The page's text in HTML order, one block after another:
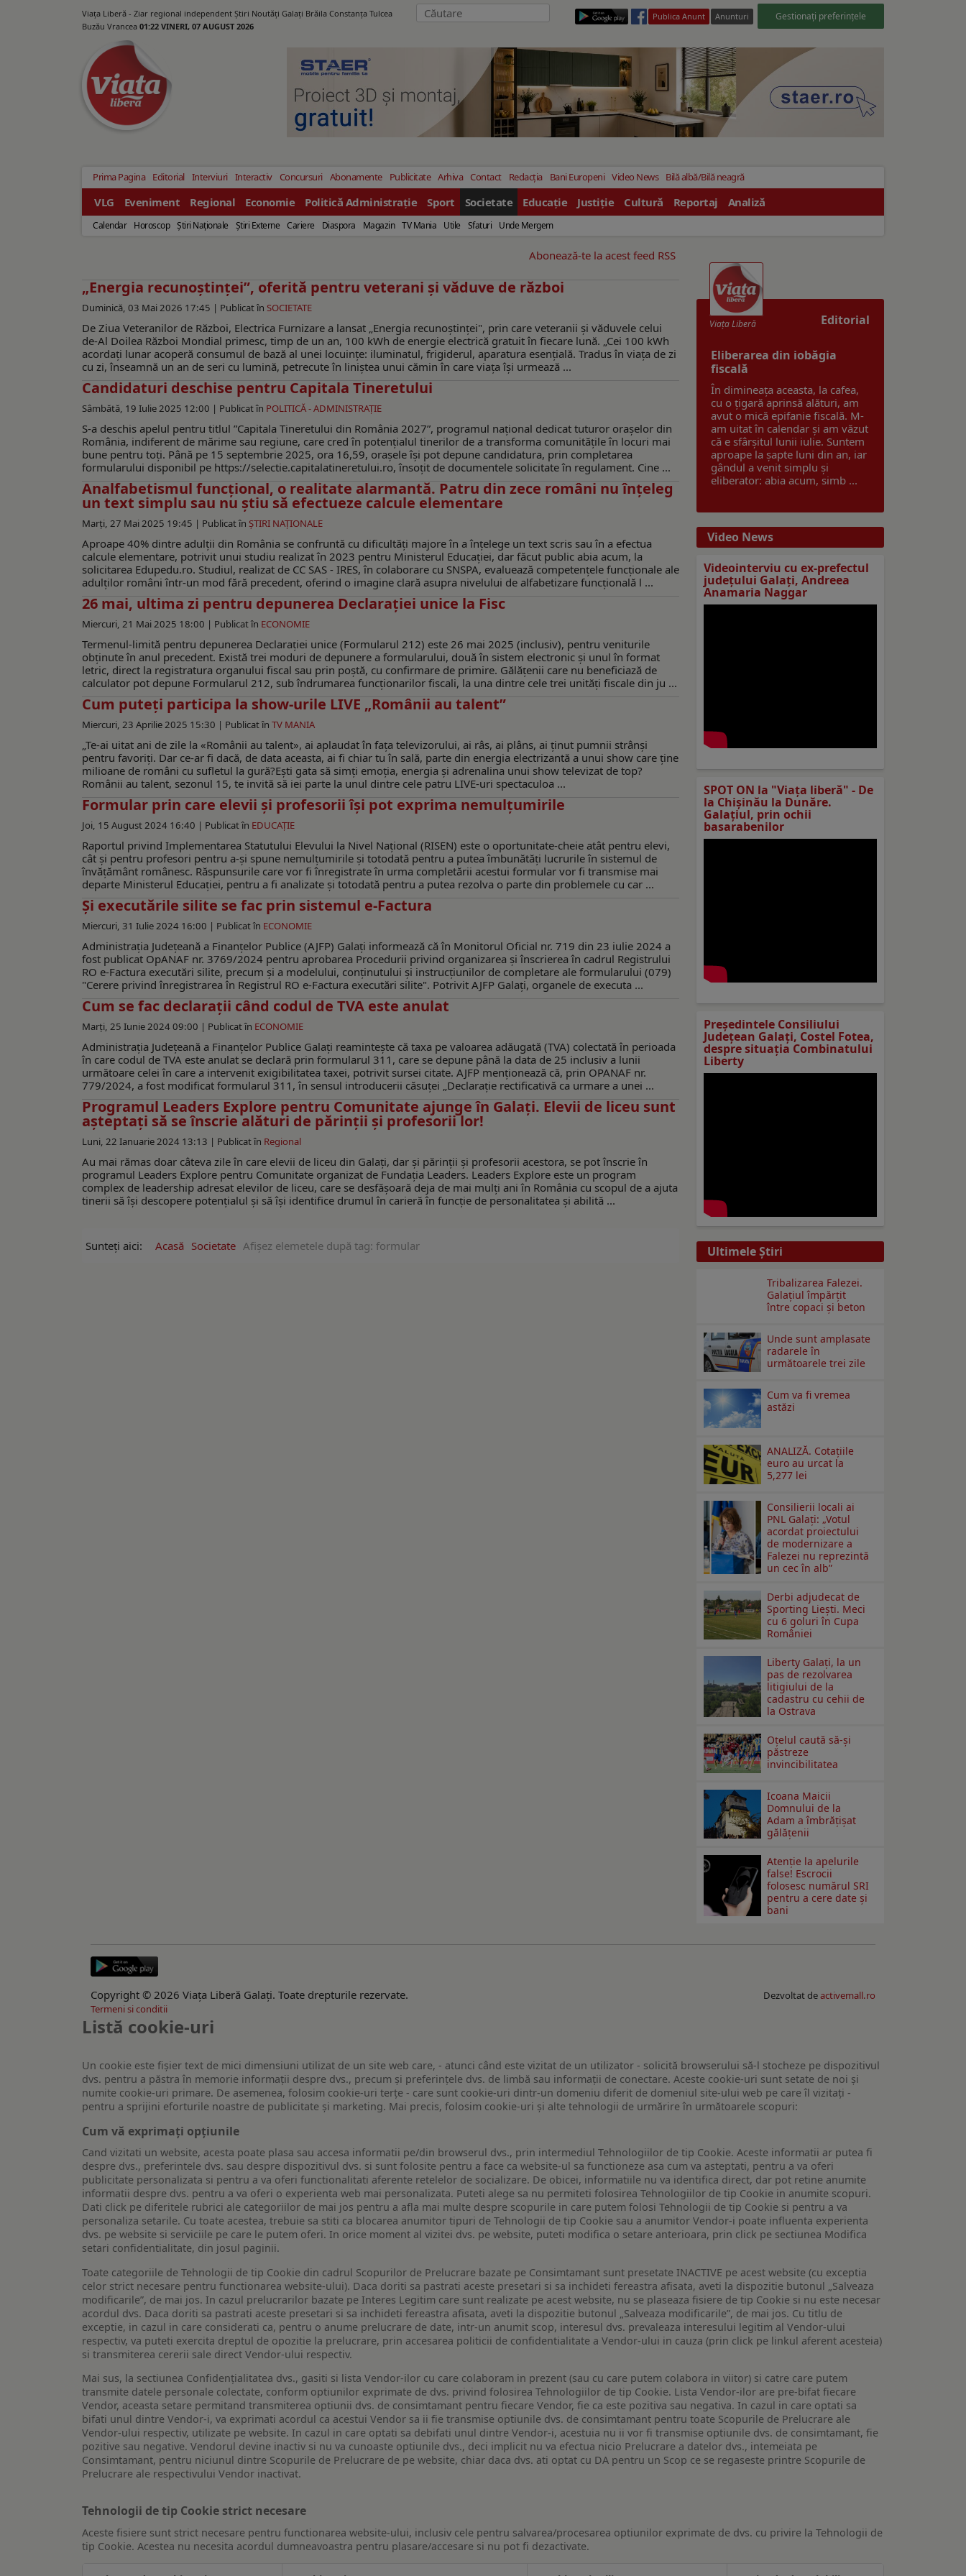
Viața Liberă - Ziar regional independent Știri Noutăți Galaţi Brăila Constanţa Tulcea
Buzău Vrancea 01:22 VINERI, 07 AUGUST 2026
Publica Anunt Anunturi Gestionați preferințele
Prima Pagina Editorial Interviuri Interactiv Concursuri Abonamente Publicitate Arhiva Contact Redacția Bani Europeni Video News Bilă albă/Bilă neagră
VLG Eveniment Regional Economie Politică Administrație Sport Societate Educație Justiție Cultură Reportaj Analiză
Calendar Horoscop Ştiri Naţionale Ştiri Externe Cariere Diaspora Magazin TV Mania Utile Sfaturi Unde Mergem
Abonează-te la acest feed RSS
„Energia recunoștinței”, oferită pentru veterani și văduve de război
Duminică, 03 Mai 2026 17:45 | Publicat în SOCIETATE
De Ziua Veteranilor de Război, Electrica Furnizare a lansat „Energia recunoștinței", prin care veteranii și văduvele celui
de-Al Doilea Război Mondial primesc, timp de un an, 100 kWh de energie electrică gratuit în fiecare lună. „Cei 100 kWh
acordați lunar acoperă consumul de bază al unei locuințe: iluminatul, frigiderul, aparatura esențială. Tradus în viața de zi
cu zi, înseamnă un an de seri cu lumină, petrecute în liniștea unui cămin în care viața își urmează ...
Candidaturi deschise pentru Capitala Tineretului
Sâmbătă, 19 Iulie 2025 12:00 | Publicat în POLITICĂ - ADMINISTRAŢIE
S-a deschis apelul pentru titlul ”Capitala Tineretului din România 2027”, programul național dedicat tuturor orașelor din
România, indiferent de mărime sau regiune, care cred în potențialul tinerilor de a transforma comunitățile în locuri mai
bune pentru toți. Până pe 15 septembrie 2025, ora 16,59, orașele îşi pot depune candidatura, prin completarea
formularului disponibil pe https://selectie.capitalatineretului.ro, însoțit de documentele solicitate în regulament. Cine ...
Analfabetismul funcțional, o realitate alarmantă. Patru din zece români nu înţeleg
un text simplu sau nu ştiu să efectueze calcule elementare
Marți, 27 Mai 2025 19:45 | Publicat în ŞTIRI NAŢIONALE
Aproape 40% dintre adulții din România se confruntă cu dificultăți majore în a înțelege un text scris sau în a efectua
calcule elementare, potrivit unui studiu realizat în 2023 pentru Ministerul Educației, dar făcut public abia acum, la
solicitarea Edupedu.ro. Studiul, realizat de CC SAS - IRES, în colaborare cu SNSPA, evaluează competențele funcționale ale
adulților români într-un mod fără precedent, oferind o imagine clară asupra nivelului de alfabetizare funcțională l ...
26 mai, ultima zi pentru depunerea Declarației unice la Fisc
Miercuri, 21 Mai 2025 18:00 | Publicat în ECONOMIE
Termenul-limită pentru depunerea Declarației unice (Formularul 212) este 26 mai 2025 (inclusiv), pentru veniturile
obținute în anul precedent. Există trei moduri de depunere a formularului, două în sistem electronic și unul în format
letric, direct la registratura organului fiscal sau prin poștă, cu confirmare de primire. Gălățenii care nu beneficiază de
calculator pot depune Formularul 212, sub îndrumarea funcționarilor fiscali, la una dintre cele trei unități fiscale din ju ...
Cum puteţi participa la show-urile LIVE „Românii au talent”
Miercuri, 23 Aprilie 2025 15:30 | Publicat în TV MANIA
„Te-ai uitat ani de zile la «Românii au talent», ai aplaudat în fața televizorului, ai râs, ai plâns, ai ținut pumnii strânși
pentru favoriți. Dar ce-ar fi dacă, de data aceasta, ai fi chiar tu în sală, parte din energia electrizantă a unui show care ține
milioane de români cu sufletul la gură?Ești gata să simți emoția, energia și adrenalina unui show televizat de top?
Românii au talent, sezonul 15, te invită să iei parte la unul dintre cele patru LIVE-uri spectaculoa ...
Formular prin care elevii şi profesorii îşi pot exprima nemulţumirile
Joi, 15 August 2024 16:40 | Publicat în EDUCAŢIE
Raportul privind Implementarea Statutului Elevului la Nivel Național (RISEN) este o oportunitate-cheie atât pentru elevi,
cât și pentru profesori pentru a-și spune nemulțumirile și totodată pentru a putea îmbunătăți lucrurile în sistemul de
învățământ românesc. Răspunsurile care vor fi înregistrate în urma completării acestui formular vor fi transmise mai
departe Ministerul Educației, pentru a fi analizate și totodată pentru a putea rezolva o parte din problemele cu car ...
Și executările silite se fac prin sistemul e-Factura
Miercuri, 31 Iulie 2024 16:00 | Publicat în ECONOMIE
Administrația Județeană a Finanțelor Publice (AJFP) Galați informează că în Monitorul Oficial nr. 719 din 23 iulie 2024 a
fost publicat OpANAF nr. 3769/2024 pentru aprobarea Procedurii privind organizarea şi înscrierea în cadrul Registrului
RO e-Factura executări silite, precum şi a modelului, conținutului şi instrucțiunilor de completare ale formularului (079)
"Cerere privind înregistrarea în Registrul RO e-Factura executări silite". Potrivit AJFP Galați, organele de executa ...
Cum se fac declaraţii când codul de TVA este anulat
Marți, 25 Iunie 2024 09:00 | Publicat în ECONOMIE
Administrația Județeană a Finanțelor Publice Galați reamintește că taxa pe valoarea adăugată (TVA) colectată în perioada
în care codul de TVA este anulat se declară prin formularul 311, care se depune până la data de 25 inclusiv a lunii
următoare celei în care a intervenit exigibilitatea taxei, potrivit sursei citate. AJFP menționează că, prin OPANAF nr.
779/2024, a fost modificat formularul 311, în sensul introducerii căsuței „Declaraţie rectificativă ca urmare a unei ...
Programul Leaders Explore pentru Comunitate ajunge în Galați. Elevii de liceu sunt
așteptați să se înscrie alături de părinții și profesorii lor!
Luni, 22 Ianuarie 2024 13:13 | Publicat în Regional
Au mai rămas doar câteva zile în care elevii de liceu din Galați, dar și părinții și profesorii acestora, se pot înscrie în
programul Leaders Explore pentru Comunitate organizat de Fundația Leaders. Leaders Explore este un program
complex de leadership adresat elevilor de liceu, care se desfășoară deja de mai mulți ani în România cu scopul de a ajuta
tinerii să își descopere potențialul și să își identifice drumul în carieră în funcție de personalitatea și abilită ...
Sunteți aici: Acasă Societate Afişez elemetele după tag: formular
Editorial
Viaţa Liberă
Eliberarea din iobăgia
fiscală
În dimineața aceasta, la cafea,
cu o țigară aprinsă alături, am
avut o mică epifanie fiscală. M-
am uitat în calendar și am văzut
că e sfârșitul lunii iulie. Suntem
aproape la șapte luni din an, iar
gândul a venit simplu și
eliberator: abia acum, simb ...
Video News
Videointerviu cu ex-prefectul
judeţului Galaţi, Andreea
Anamaria Naggar
SPOT ON la "Viaţa liberă" - De
la Chișinău la Dunăre.
Galațiul, prin ochii
basarabenilor
Preşedintele Consiliului
Judeţean Galaţi, Costel Fotea,
despre situaţia Combinatului
Liberty
Ultimele Ştiri
Tribalizarea Falezei.
Galațiul împărțit
între copaci și beton
Unde sunt amplasate
radarele în
următoarele trei zile
Cum va fi vremea
astăzi
ANALIZĂ. Cotațiile
euro au urcat la
5,277 lei
Consilierii locali ai
PNL Galaţi: „Votul
acordat proiectului
de modernizare a
Falezei nu reprezintă
un cec în alb”
Derbi adjudecat de
Sporting Liești. Meci
cu 6 goluri în Cupa
României
Liberty Galați, la un
pas de rezolvarea
litigiului de la
cadastru cu cehii de
la Ostrava
Oțelul caută să-și
păstreze
invincibilitatea
Icoana Maicii
Domnului de la
Adam a îmbrățișat
gălățenii
Atenție la apelurile
false! Escrocii
folosesc numărul SRI
pentru a cere date și
bani
Copyright © 2026 Viaţa Liberă Galaţi. Toate drepturile rezervate. Dezvoltat deactivemall.ro
Termeni si conditii
Listă cookie-uri
Un cookie este fişier text de mici dimensiuni utilizat de un site web care, - atunci când este vizitat de un utilizator - solicită browserului să-l stocheze pe dispozitivul
dvs. pentru a păstra în memorie informații despre dvs., precum și preferințele dvs. de limbă sau informații de conectare. Aceste cookie-uri sunt setate de noi și
numite cookie-uri primare. De asemenea, folosim cookie-uri terțe - care sunt cookie-uri dintr-un domeniu diferit de domeniul site-ului web pe care îl vizitați -
pentru a sprijini eforturile noastre de publicitate și marketing. Mai precis, folosim cookie-uri și alte tehnologii de urmărire în următoarele scopuri:
Cum vă exprimați opțiunile
Cand vizitati un website, acesta poate plasa sau accesa informatii pe/din browserul dvs., prin intermediul Tehnologiilor de tip Cookie. Aceste informatii ar putea fi
despre dvs., preferintele dvs. sau despre dispozitivul dvs. si sunt folosite pentru a face ca website-ul sa functioneze asa cum va asteptati, pentru a va oferi
publicitate personalizata si pentru a va oferi functionalitati aferente retelelor de socializare. De obicei, informatiile nu va identifica direct, dar pot retine anumite
informatii despre dvs. pentru a va oferi o experienta web mai personalizata. Puteti alege sa nu permiteti folosirea Tehnologiilor de tip Cookie in anumite scopuri.
Dati click pe diferitele rubrici ale categoriilor de mai jos pentru a afla mai multe despre scopurile in care putem folosi Tehnologii de tip Cookie si pentru a va
personaliza setarile. Cu toate acestea, trebuie sa stiti ca blocarea anumitor tipuri de Tehnologii de tip Cookie sau a anumitor Vendor-i poate influenta experienta
dvs. pe website si serviciile pe care le putem oferi. In orice moment al vizitei dvs. pe website, puteti modifica o setare anterioara, prin click pe sectiunea Modifica
setari confidentialitate, din josul paginii.
Toate categoriile de Tehnologii de tip Cookie din cadrul Scopurilor de Prelucrare bazate pe Consimtamant sunt presetate INACTIVE pe acest website (cu exceptia
celor strict necesare pentru functionarea website-ului). Daca doriti sa pastrati aceste presetari si sa inchideti fereastra afisata, aveti la dispozitie butonul „Salveaza
modificarile”, de mai jos. In cazul prelucrarilor bazate pe Interes Legitim care sunt realizate pe acest website, nu se plaseaza fisiere de tip Cookie si nu este necesar
acordul dvs. Daca doriti sa pastrati aceste presetari si sa inchideti fereastra afisata, aveti la dispozitie butonul „Salveaza modificarile”, de mai jos. Cu titlu de
exceptie, in cazul in care considerati ca, pentru o anume prelucrare de date, intr-un anumit scop, interesul dvs. prevaleaza interesului legitim al Vendor-ului
respectiv, va puteti exercita dreptul de opozitie la prelucrare, prin accesarea politicii de confidentialitate a Vendor-ului in cauza (prin click pe linkul aferent acesteia)
si transmiterea cererii sale direct Vendor-ului respectiv.
Mai sus, la sectiunea Confidențialitatea dvs., gasiti si lista Vendor-ilor cu care colaboram in prezent (sau cu care putem colabora in viitor) si catre care putem
transmite datele personale colectate, conform optiunilor exprimate de dvs. privind folosirea Tehnologiilor de tip Cookie. Lista Vendor-ilor are pre-bifat fiecare
Vendor, aceasta setare permitand transmiterea optiunii dvs. de consimtamant pentru fiecare Vendor, fie ca este pozitiva sau negativa. In cazul in care optati sa
bifati unul dintre Vendor-i, va exprimati acordul ca acestui Vendor sa ii fie transmise optiunile dvs. de consimtamant pentru toate Scopurile de Prelucrare ale
Vendor-ului respectiv, utilizate pe website. In cazul in care optati sa debifati unul dintre Vendor-i, acestuia nu ii vor fi transmise optiunile dvs. de consimtamant, fie
pozitive sau negative. Vendorul devine inactiv si nu va cunoaste optiunile dvs., deci implicit nu va efectua nicio Prelucrare a datelor dvs., intemeiata pe
Consimtamant, pentru niciunul dintre Scopurile de Prelucrare de pe website, chiar daca dvs. ati optat cu DA pentru un Scop ce se regaseste printre Scopurile de
Prelucrare ale respectivului Vendor inactivat.
Tehnologii de tip Cookie strict necesare
Aceste fisiere sunt strict necesare pentru functionarea website-ului, inclusiv cele pentru salvarea/procesarea optiunilor exprimate de dvs. cu privire la Tehnologii de
tip Cookie. Acestea nu necesita acordul dumneavoastra pentru plasare/accesare si nu pot fi dezactivate.